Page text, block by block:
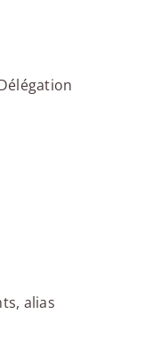
alias